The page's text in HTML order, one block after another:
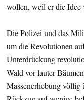
wollen, weil er die Idee
Die Polizei und das
um die Revolutionen
Unterdrückung
Wald vor lauter
Massenerhebung völlig